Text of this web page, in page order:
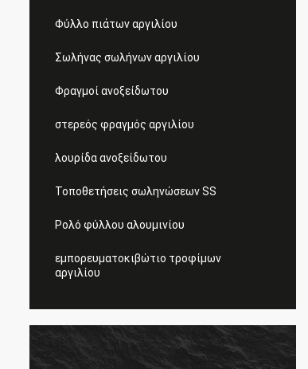
Φύλλο πιάτων αργιλίου
Σωλήνας σωλήνων αργιλίου
Φραγμοί ανοξείδωτου
στερεός φραγμός αργιλίου
λουρίδα ανοξείδωτου
Τοποθετήσεις σωληνώσεων SS
Ρολό φύλλου αλουμινίου
εμπορευματοκιβώτιο τροφίμων
αργιλίου